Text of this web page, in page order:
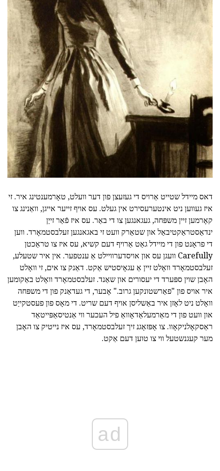
דאס מיידל שטייט אַרויס די געזעצן פון דער וועלט, טאָרמענטינג איר. זי
איז געווען ניט אינטערעסירט אין געלט. עס אויף זייער אייגן, וואַנינג צו
קאָרמען זיין משפּחה, געגאנגען צו די באַר. עס איז פֿאַר זייַן
ינדאַסטראַקטיבאַל און שטאַרק וועט זי באגאנגען זעלבסטמאָרד. ווען
די פראָנט פון די מיידל גאַט אַרויף דעם קשיא, עס איז צו טראַכטן
Carefully וועגן עס און אויסדערוויילט אַ ענטפער. אין איר שטעלע,
זעלבסטמאָרד וואָלט זיין אַ עגאָיסטיש אַקט. דאַנק צו אים, זי וואָלט
האָבן שוין ספּערד די יעסורים און שאַנד. זעלבסטמאָרד וואָלט באַקומען
איר אויס פון "פאַרשטונקען גרוב." אָבער, די געדאַנק פון די משפּחה
וואָלט ניט לאָזן איר באַשליסן אויף דעם שריט. די מאָס פון פעסטקייַט
און וועט פון די מאַרמעלאַדאָוואַ פיל העכער ווי אַנטיסאַפּייטאַד
ראַסקאָלניקאָוו. צו אָפּזאָגנ זיך זעלבסטמאָרד, עס איז נייטיק צו האָבן
מער קעגנשטעל ווי צו טוען דעם אַקט.
ad